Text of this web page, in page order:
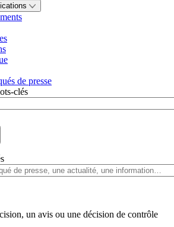
de presse
clés
un avis ou une décision de contrôle